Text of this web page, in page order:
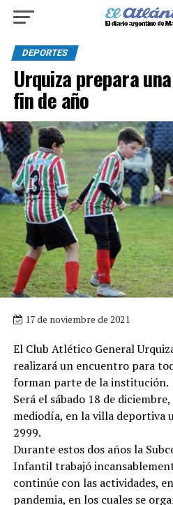
DEPORTES
Urquiza prepara
fin de año
17 de noviembre de 2021
El Club Atlético General
realizará un encuentro para
forman parte de la institución.
Será el sábado 18 de
mediodía, en la villa deportiva
2999.
Durante estos dos años la
Infantil trabajó
continúe con las actividades,
pandemia, en los cuales se